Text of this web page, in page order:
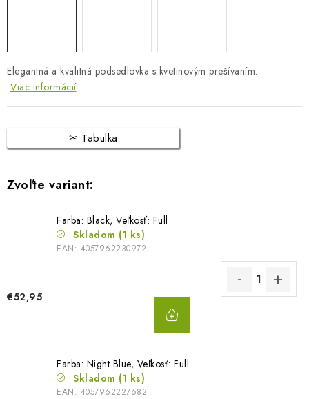
Obchodné podmienky
Dodacie podmienky
Podmienky ochrany osobných údajov
Napíšte nám
Elegantná a kvalitná podsedlovka s kvetinovým prešívaním.
Viac informácií
Tabulka
Farba: Black, Veľkosť: Full
Skladom (1 ks)
EAN: 4057962230972
€52,95
Farba: Night Blue, Veľkosť: Full
Skladom (1 ks)
EAN: 4057962227682